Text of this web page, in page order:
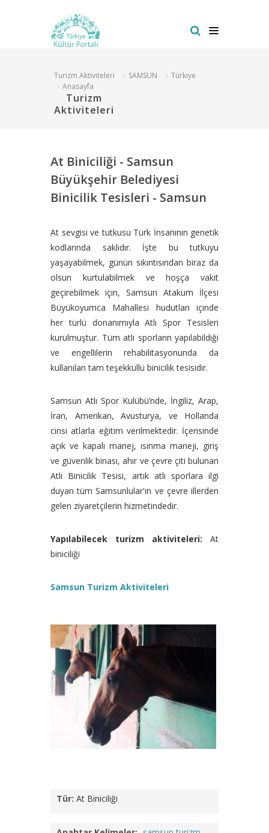
Turizm Aktiviteleri SAMSUN
Türkiye
Anasayfa
Turizm
Aktiviteleri
At Biniciliği - Samsun
Büyükşehir Belediyesi
Binicilik Tesisleri - Samsun
At sevgisi ve tutkusu Türk İnsanının genetik
kodlarında saklıdır. İşte bu tutkuyu
yaşayabilmek, günün sıkıntısından biraz da
olsun kurtulabilmek ve hoşça vakit
geçirebilmek için, Samsun Atakum İlçesi
Büyükoyumca Mahallesi hudutları içinde
her türlü donanımıyla Atlı Spor Tesisleri
kurulmuştur. Tüm atlı sporların yapılabildiği
ve engellilerin rehabilitasyonunda da
kullanılan tam teşekküllü binicilik tesisidir.
Samsun Atlı Spor Kulübü’nde, İngiliz, Arap,
İran, Amerikan, Avusturya, ve Hollanda
cinsi atlarla eğitim verilmektedir. İçerisinde
açık ve kapalı manej, ısınma maneji, giriş
ve güvenlik binası, ahır ve çevre çiti bulunan
Atlı Binicilik Tesisi, artık atlı sporlara ilgi
duyan tüm Samsunlular'ın ve çevre illerden
gelen ziyaretçilerin hizmetindedir.
Yapılabilecek turizm aktiviteleri: At
biniciliği
Samsun Turizm Aktiviteleri
Tür: At Biniciliği